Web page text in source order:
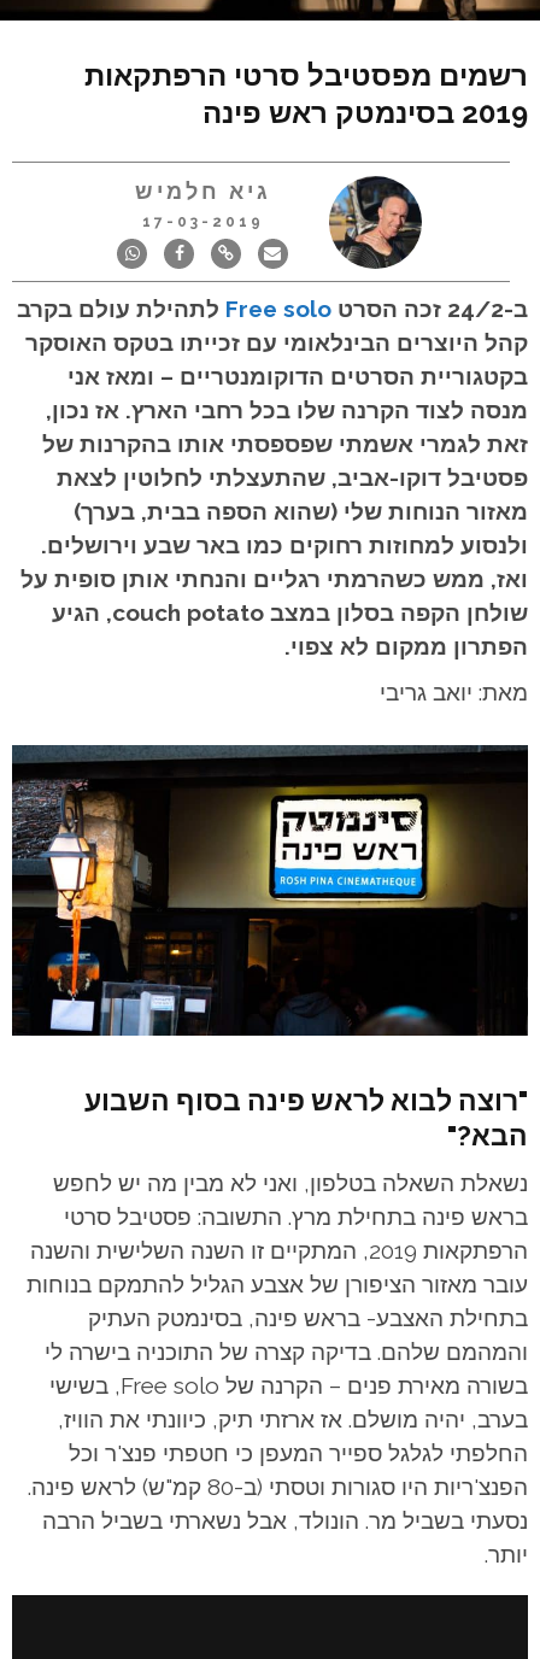
רשמים מפסטיבל סרטי הרפתקאות
2019 בסינמטק ראש פינה
גיא חלמיש
17-03-2019
ב-24/2 זכה הסרט Free solo לתהילת עולם בקרב
קהל היוצרים הבינלאומי עם זכייתו בטקס האוסקר
בקטגוריית הסרטים הדוקומנטריים – ומאז אני
מנסה לצוד הקרנה שלו בכל רחבי הארץ. אז נכון,
זאת לגמרי אשמתי שפספסתי אותו בהקרנות של
פסטיבל דוקו-אביב, שהתעצלתי לחלוטין לצאת
מאזור הנוחות שלי (שהוא הספה בבית, בערך)
ולנסוע למחוזות רחוקים כמו באר שבע וירושלים.
ואז, ממש כשהרמתי רגליים והנחתי אותן סופית על
שולחן הקפה בסלון במצב couch potato, הגיע
הפתרון ממקום לא צפוי.
מאת: יואב גריבי
"רוצה לבוא לראש פינה בסוף השבוע
הבא?"
נשאלת השאלה בטלפון, ואני לא מבין מה יש לחפש
בראש פינה בתחילת מרץ. התשובה: פסטיבל סרטי
הרפתקאות 2019, המתקיים זו השנה השלישית והשנה
עובר מאזור הציפורן של אצבע הגליל להתמקם בנוחות
בתחילת האצבע- בראש פינה, בסינמטק העתיק
והמהמם שלהם. בדיקה קצרה של התוכניה בישרה לי
בשורה מאירת פנים – הקרנה של Free solo, בשישי
בערב, יהיה מושלם. אז ארזתי תיק, כיוונתי את הוויז,
החלפתי לגלגל ספייר המעפן כי חטפתי פנצ'ר וכל
הפנצ'ריות היו סגורות וטסתי (ב-80 קמ"ש) לראש פינה.
נסעתי בשביל מר. הונולד, אבל נשארתי בשביל הרבה
יותר.